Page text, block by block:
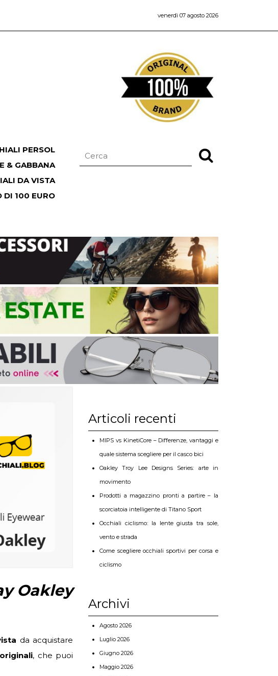
venerdì 07 agosto 2026
PERSOL
& GABBANA
DA VISTA
DI 100 EURO
Oakley
da acquistare
, che puoi
Articoli recenti
MIPS vs KinetiCore – Differenze, vantaggi e
quale sistema scegliere per il casco bici
Oakley Troy Lee Designs Series: arte in
movimento
Prodotti a magazzino pronti a partire – la
scorciatoia intelligente di Titano Sport
Occhiali ciclismo: la lente giusta tra sole,
vento e strada
Come scegliere occhiali sportivi per corsa e
ciclismo
Archivi
Agosto 2026
Luglio 2026
Giugno 2026
Maggio 2026